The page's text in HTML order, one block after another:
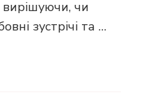
чи
зустрічі та …